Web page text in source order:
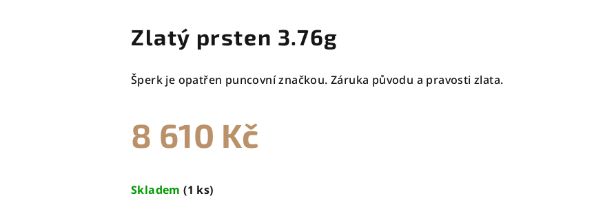
Zlatý prsten 3.76g
Šperk je opatřen puncovní značkou. Záruka původu a pravosti zlata.
8 610 Kč
cena:
Skladem(1 ks)